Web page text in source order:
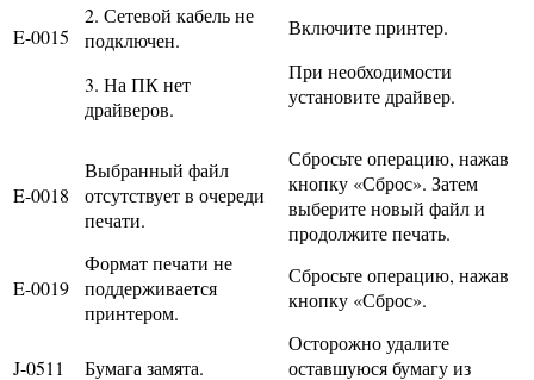
E-0015
2. Сетевой кабель не
подключен.
3. На ПК нет
драйверов.
Включите принтер.
При необходимости
установите драйвер.
E-0018
Выбранный файл
отсутствует в очереди
печати.
Сбросьте операцию, нажав
кнопку «Сброс». Затем
выберите новый файл и
продолжите печать.
E-0019
Формат печати не
поддерживается
принтером.
Сбросьте операцию, нажав
кнопку «Сброс».
J-0511 Бумага замята.
Осторожно удалите
оставшуюся бумагу из